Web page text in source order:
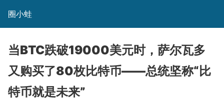
圈小蛙
当BTC跌破19000美元时，萨尔瓦多
又购买了80枚比特币——总统坚称“比
特币就是未来”